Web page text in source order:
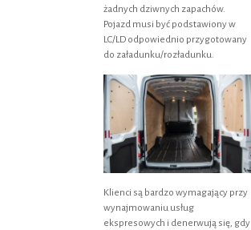
żadnych dziwnych zapachów.
Pojazd musi być podstawiony w
LC/LD odpowiednio przygotowany
do załadunku/rozładunku.
Klienci są bardzo wymagający przy
wynajmowaniu usług
ekspresowych i denerwują się, gdy